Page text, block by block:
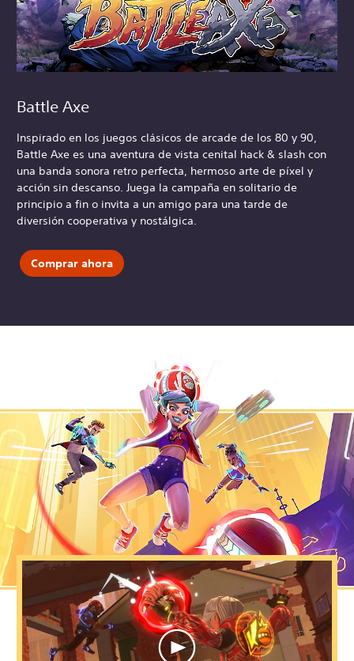
Battle Axe
Inspirado en los juegos clásicos de arcade de los 80 y 90,
Battle Axe es una aventura de vista cenital hack & slash con
una banda sonora retro perfecta, hermoso arte de píxel y
acción sin descanso. Juega la campaña en solitario de
principio a fin o invita a un amigo para una tarde de
diversión cooperativa y nostálgica.
Comprar ahora